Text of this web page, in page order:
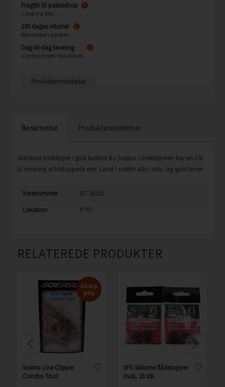
Fragtfri til pakkeshop
v/køb fra 499,-
i
100 dages returret
Returlabel i pakken
i
Dag-til-dag levering
v/ordre inden deadlinen
i
Produktanmeldelser
Beskrivelse Produktanmeldelser
Standard lineklipper i god kvalitet fra Scierra. Lineklipperen har en nål
til rensning af tilstoppede øjer. Lavet i rustfrit stål i sølv- og gulv farver.
Varenummer
SC-28191
Lokation
P757
RELATEREDE PRODUKTER
Skarp
pris
Scierra Line Clipper
Combo Tool
SFG Silikone flådstopper
oval, 20 stk.